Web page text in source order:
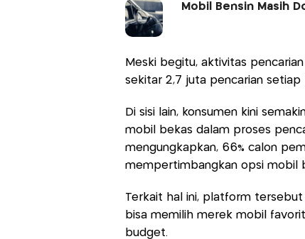
Mobil Bensin Masih
Meski begitu, aktivitas
sekitar 2,7 juta pencarian setiap
Di sisi lain, konsumen kini
mobil bekas dalam proses
mengungkapkan, 66% calon
mempertimbangkan opsi mobil
Terkait hal ini, platform
bisa memilih merek mobil
budget.